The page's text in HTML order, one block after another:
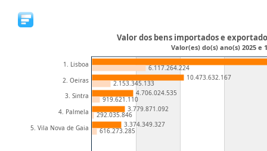
1. Lisboa
2. Oeiras
3. Sintra
4. Palmela
5. Vila Nova de Gaia
10.473.632.167
4.706.024.535
3.779.871.092
3.374.349.327
6.117.264.224
2.153.345.133
919.621.110
292.035.846
616.273.285
Valor dos bens importados e
Valor(es) do(s) ano(s) 2025 e